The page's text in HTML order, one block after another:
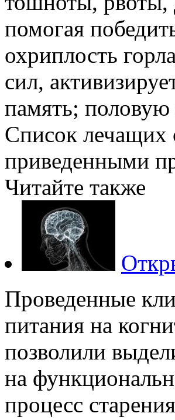
помогая
охриплость
сил,
память; половую
Список лечащих
приведенными
Читайте также
Проведенные
питания на
позволили
на
процесс